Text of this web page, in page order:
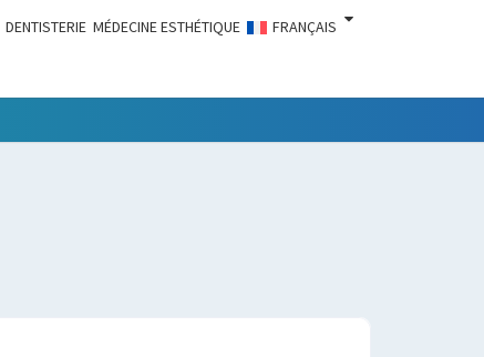
DENTISTERIE MÉDECINE ESTHÉTIQUE FRANÇAIS